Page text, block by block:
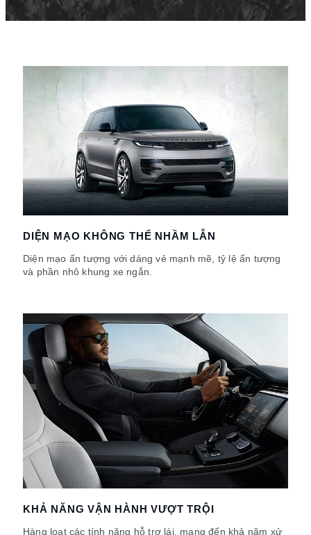
DIỆN MẠO KHÔNG THỂ NHẦM LẪN
Diện mạo ấn tượng với dáng vẻ mạnh mẽ, tỷ lệ ấn tượng
và phần nhô khung xe ngắn.
KHẢ NĂNG VẬN HÀNH VƯỢT TRỘI
Hàng loạt các tính năng hỗ trợ lái, mang đến khả năm xử